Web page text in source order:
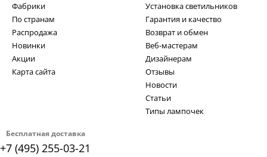
Бесплатная доставка
+7 (495) 255-03-21
Фабрики
По странам
Распродажа
Новинки
Акции
Карта сайта
Установка светильников
Гарантия и качество
Возврат и обмен
Веб-мастерам
Дизайнерам
Отзывы
Новости
Статьи
Типы лампочек